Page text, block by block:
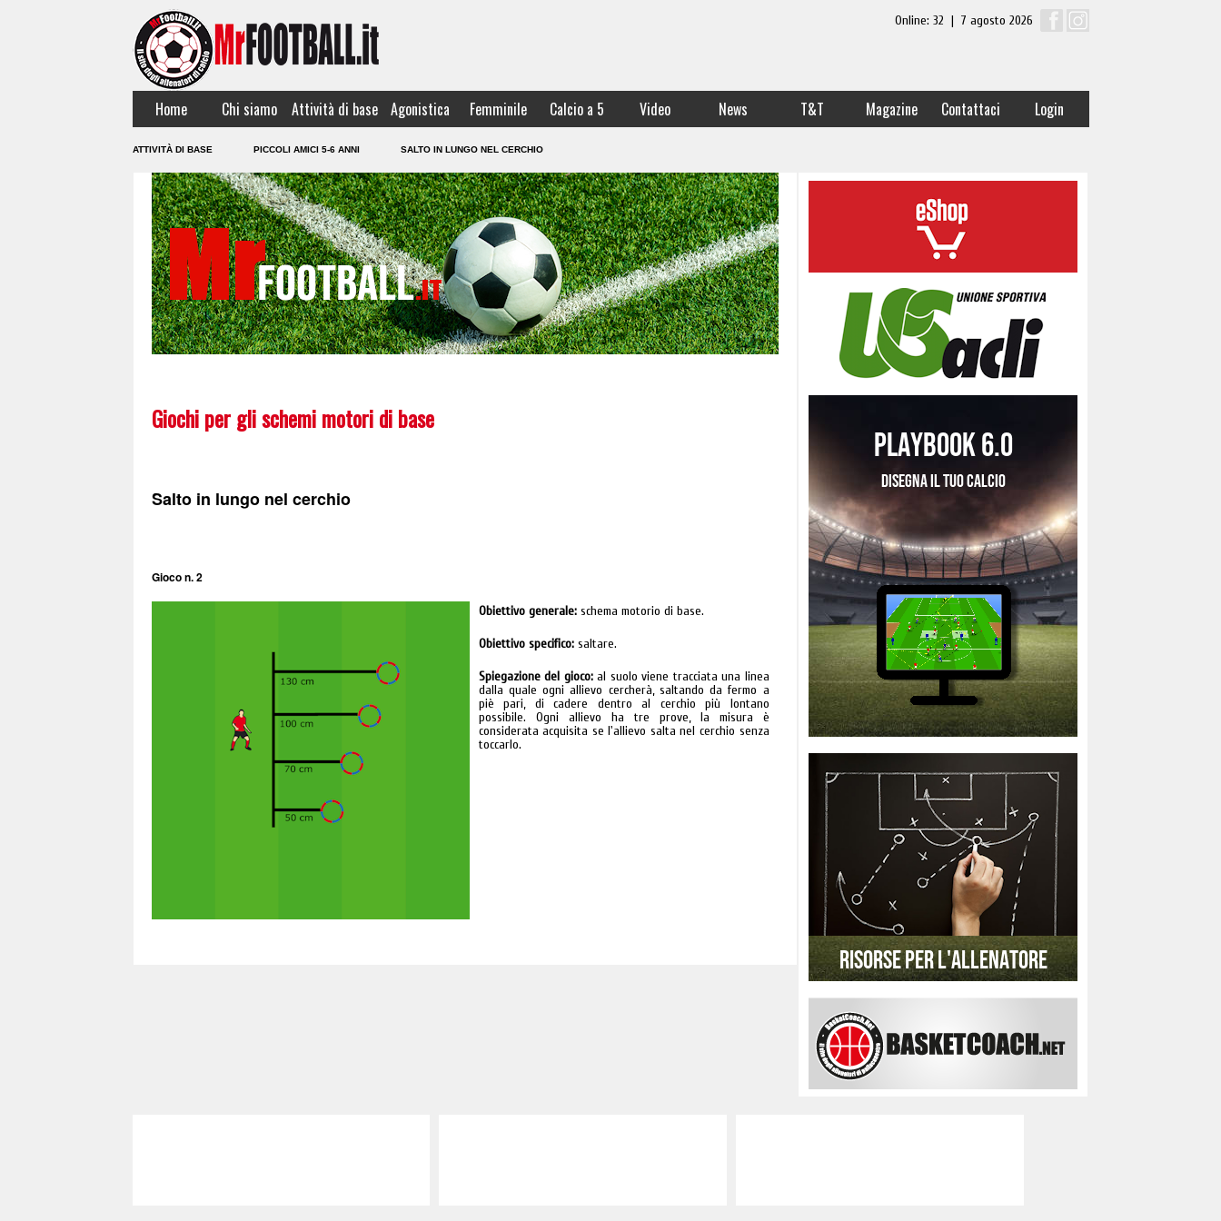
Online: 32 | 7 agosto 2026
Home Chi siamo Attività di base Agonistica Femminile Calcio a 5 Video News T&T Magazine Contattaci Login
ATTIVITÀ DI BASE PICCOLI AMICI 5-6 ANNI SALTO IN LUNGO NEL CERCHIO
Giochi per gli schemi motori di base
Salto in lungo nel cerchio
Gioco n. 2
Obiettivo generale: schema motorio di base.
Obiettivo specifico:saltare.
Spiegazione del gioco:al suolo viene tracciata una linea
dalla quale ogni allievo cercherà, saltando da fermo a
piè pari, di cadere dentro al cerchio più lontano
possibile. Ogni allievo ha tre prove, la misura è
considerata acquisita se l'allievo salta nel cerchio senza
toccarlo.